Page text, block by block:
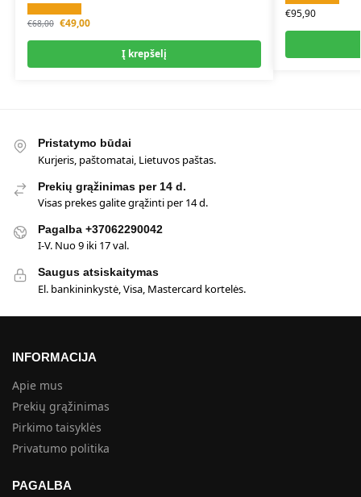
€68,00 €49,00
Į krepšelį
€95,90
Pristatymo būdai
Kurjeris, paštomatai, Lietuvos paštas.
Prekių grąžinimas per 14 d.
Visas prekes galite grąžinti per 14 d.
Pagalba +37062290042
I-V. Nuo 9 iki 17 val.
Saugus atsiskaitymas
El. bankininkystė, Visa, Mastercard kortelės.
INFORMACIJA
Apie mus
Prekių grąžinimas
Pirkimo taisyklės
Privatumo politika
PAGALBA